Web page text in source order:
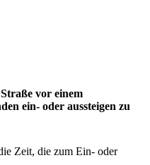
vor einem
ein- oder aussteigen zu
Zeit, die zum Ein- oder